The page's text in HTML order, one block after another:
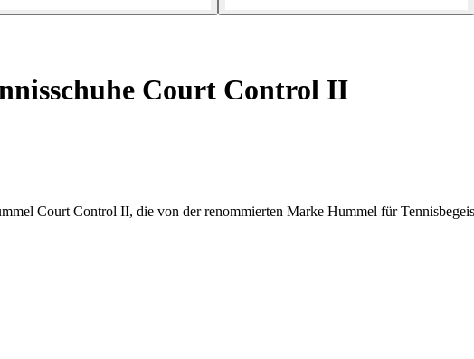
Court Control II
Court Control II, die von der renommierten Marke Hummel für